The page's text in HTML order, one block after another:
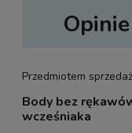
Przedmiotem
Body bez
wcześniaka